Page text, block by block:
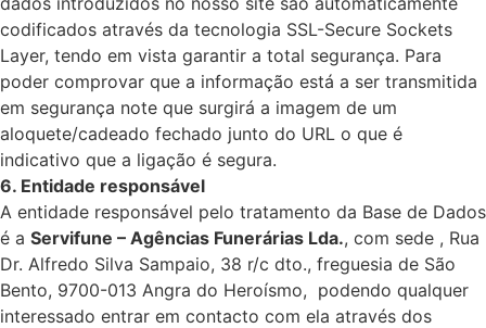
codificados através da tecnologia SSL-Secure Sockets
Layer, tendo em vista garantir a total segurança. Para
poder comprovar que a informação está a ser transmitida
em segurança note que surgirá a imagem de um
aloquete/cadeado fechado junto do URL o que é
indicativo que a ligação é segura.
6. Entidade responsável
A entidade responsável pelo tratamento da Base de Dados
é a Servifune – Agências Funerárias Lda., com sede , Rua
Dr. Alfredo Silva Sampaio, 38 r/c dto., freguesia de São
Bento, 9700-013 Angra do Heroísmo, podendo qualquer
interessado entrar em contacto com ela através dos